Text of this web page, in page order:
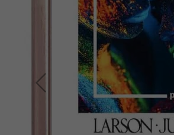
Terug